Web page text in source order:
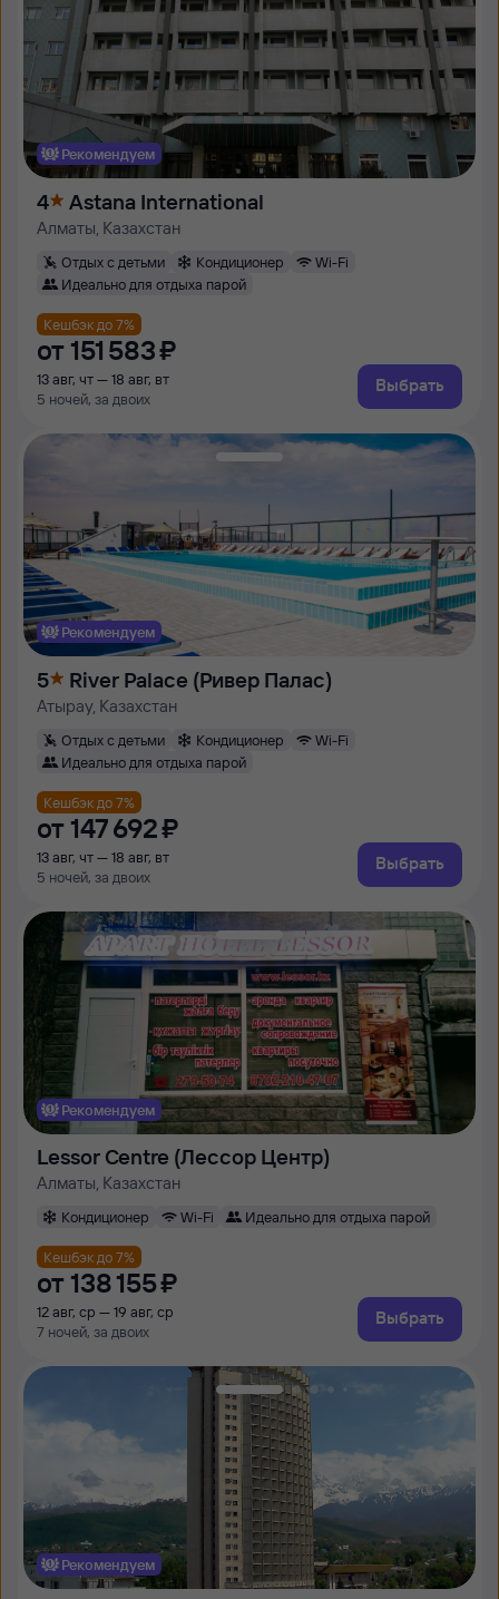
Рекомендуем
4 Astana International
Алматы, Казахстан
Отдых с детьми Кондиционер
Wi-Fi
Идеально для отдыха парой
Кешбэк до 7%
от 151 ⁠583 ⁠₽
13 авг, чт — 18 авг, вт
5 ночей, за двоих
Выбрать
Рекомендуем
5 River Palace (Ривер Палас)
Атырау, Казахстан
Отдых с детьми Кондиционер
Wi-Fi
Идеально для отдыха парой
Кешбэк до 7%
от 147 ⁠692 ⁠₽
13 авг, чт — 18 авг, вт
5 ночей, за двоих
Выбрать
Рекомендуем
Lessor Centre (Лессор Центр)
Алматы, Казахстан
Кондиционер Wi-Fi Идеально для отдыха парой
Кешбэк до 7%
от 138 ⁠155 ⁠₽
12 авг, ср — 19 авг, ср
7 ночей, за двоих
Выбрать
Рекомендуем